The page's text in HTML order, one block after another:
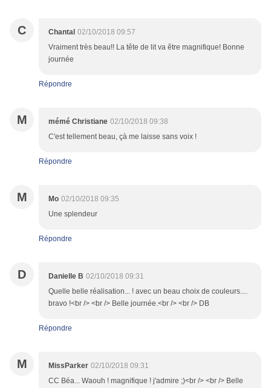
C Chantal 02/10/2018 09:57
Vraiment très beau!! La tête de lit va être magnifique! Bonne
journée
Répondre
M mémé Christiane 02/10/2018 09:38
C'est tellement beau, çà me laisse sans voix !
Répondre
M Mo 02/10/2018 09:35
Une splendeur
Répondre
D Danielle B 02/10/2018 09:31
Quelle belle réalisation... ! avec un beau choix de couleurs....
bravo !<br /> <br /> Belle journée.<br /> <br /> DB
Répondre
M MissParker 02/10/2018 09:31
CC Béa... Waouh ! magnifique ! j'admire ;)<br /> <br /> Belle